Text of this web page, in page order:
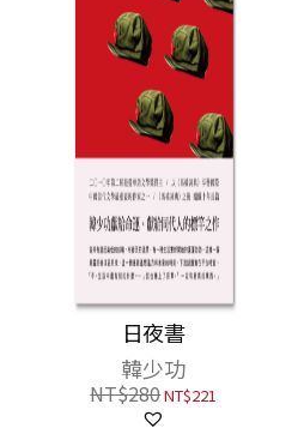
日夜書
韓少功
NT$280NT$221